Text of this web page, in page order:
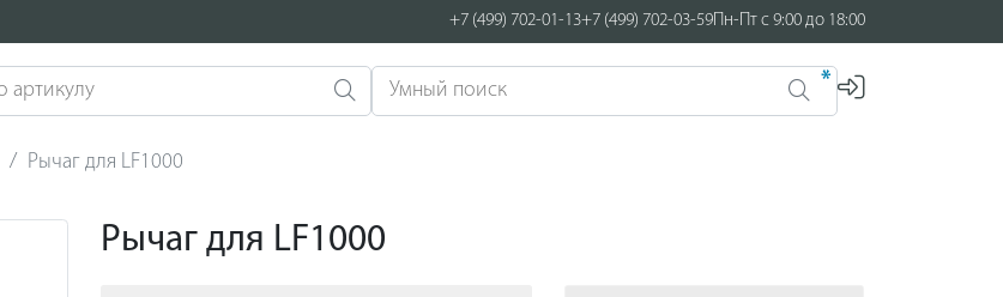
+7 (499) 702-01-13+7 (499) 702-03-59Пн-Пт с 9:00 до 18:00
*
Рычаг для LF1000
Рычаг для LF1000